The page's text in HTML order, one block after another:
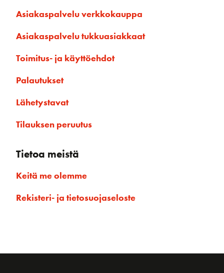
Asiakaspalvelu verkkokauppa
Asiakaspalvelu tukkuasiakkaat
Toimitus- ja käyttöehdot
Palautukset
Lähetystavat
Tilauksen peruutus
Tietoa meistä
Keitä me olemme
Rekisteri- ja tietosuojaseloste